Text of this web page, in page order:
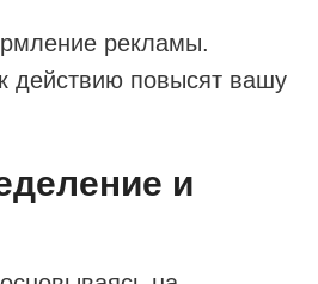
рекламы.
действию повысят вашу
и